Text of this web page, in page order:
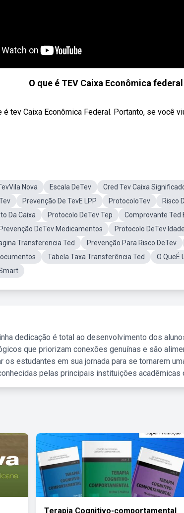
O que é TEV Caixa Econômica federal
tev Caixa Econômica Federal. Portanto, se você
Nova Escala DeTev Cred Tev Caixa
Prevenção De TevE LPP ProtocoloTev Risco
Da Caixa
Protocolo DeTev Tep Comprovante Ted
Prevenção DeTev Medicamentos Protocolo DeTev Idade
Transferencia Ted Prevenção Para Risco DeTev
Tabela Taxa Transferência Ted
O QueÉ
dedicação é total ao desenvolvimento dos
que priorizam conexões genuínas e são
os estudantes em sua jornada para se tornarem
pelas principais instituições acadêmicas
Terapia Cognitivo-comportamental